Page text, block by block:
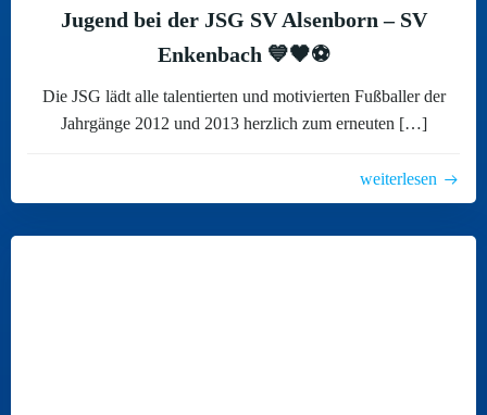
Jugend bei der JSG SV Alsenborn – SV
Enkenbach 💙🖤⚽
Die JSG lädt alle talentierten und motivierten Fußballer der
Jahrgänge 2012 und 2013 herzlich zum erneuten […]
weiterlesen